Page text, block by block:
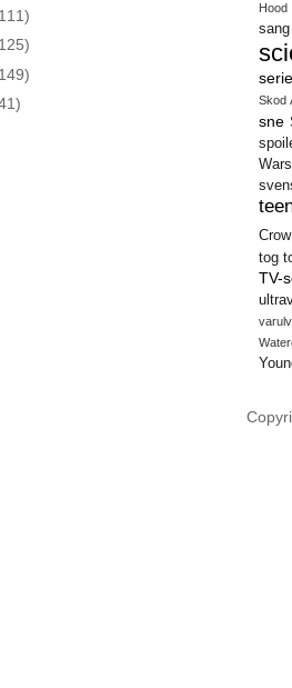
Hood
Skod
sne
Wars
Crow
tog
TV-
varulv